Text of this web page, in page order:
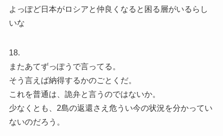
よっぽど日本がロシアと仲良くなると困る層がいるらし
いな
18.
またあてずっぽうで言ってる。
そう言えば納得するかのごとくだ。
これを普通は、詭弁と言うのではないか。
少なくとも、2島の返還さえ危うい今の状況を分かってい
ないのだろう。